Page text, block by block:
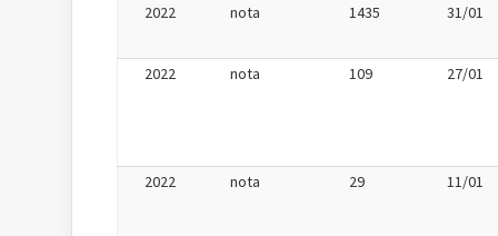
2022 nota 1435 31/01
2022 nota 109 27/01
2022 nota 29 11/01